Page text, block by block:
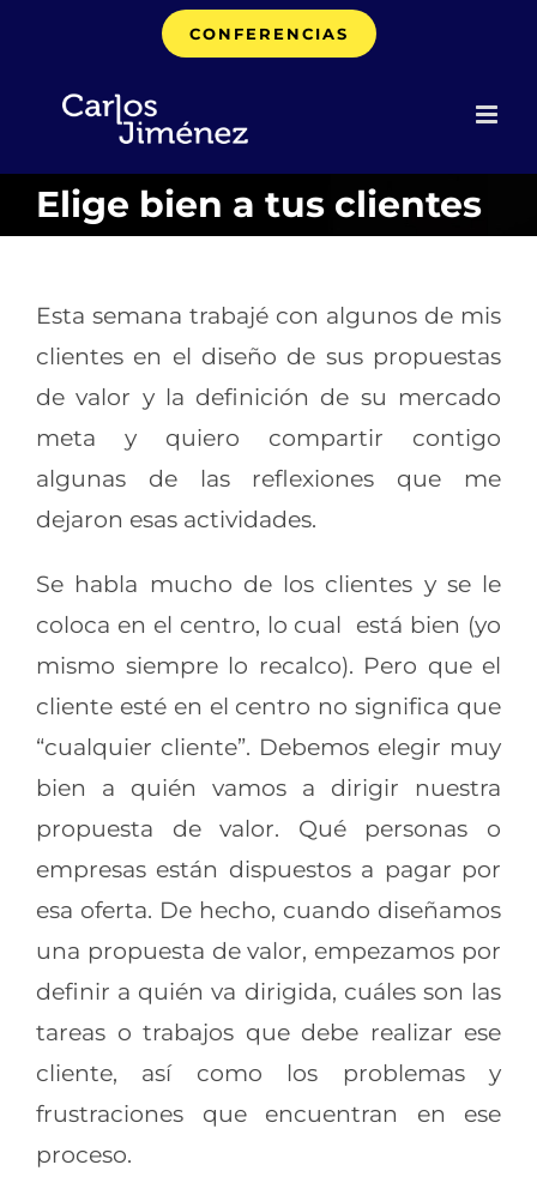
CONFERENCIAS
Elige bien a tus clientes
Esta semana trabajé con algunos de mis
clientes en el diseño de sus propuestas
de valor y la definición de su mercado
meta y quiero compartir contigo
algunas de las reflexiones que me
dejaron esas actividades.
Se habla mucho de los clientes y se le
coloca en el centro, lo cual está bien (yo
mismo siempre lo recalco). Pero que el
cliente esté en el centro no significa que
“cualquier cliente”. Debemos elegir muy
bien a quién vamos a dirigir nuestra
propuesta de valor. Qué personas o
empresas están dispuestos a pagar por
esa oferta. De hecho, cuando diseñamos
una propuesta de valor, empezamos por
definir a quién va dirigida, cuáles son las
tareas o trabajos que debe realizar ese
cliente, así como los problemas y
frustraciones que encuentran en ese
proceso.